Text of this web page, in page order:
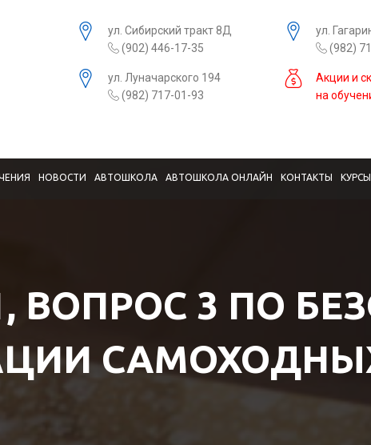
ул. Сибирский тракт 8Д
(902) 446-17-35
ул.
(982)
ул. Луначарского 194
(982) 717-01-93
Акции и
на
НОВОСТИ АВТОШКОЛА АВТОШКОЛА ОНЛАЙН КОНТАКТЫ
ВОПРОС 3 ПО